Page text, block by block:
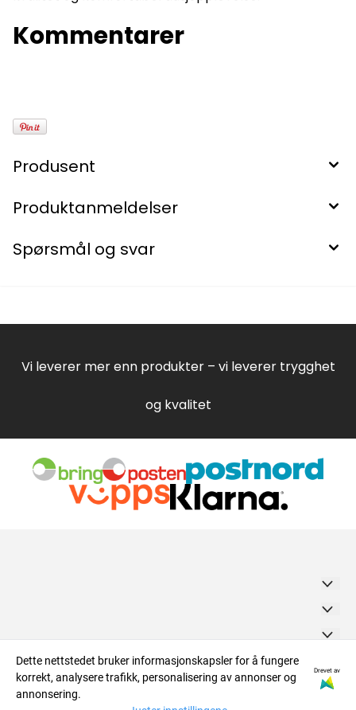
Kommentarer
Produsent
Produktanmeldelser
Spørsmål og svar
Vi leverer mer enn produkter – vi leverer trygghet
og kvalitet
5936 Manger
Org. nr. NO923624414 MVA
Kontakt oss
Salgsbetingelser
Om oss
Kontakt oss
Nyhetsbrev
Registrer deg for å motta nyheter og tilbud!
Dette nettstedet bruker informasjonskapsler for å fungere
korrekt, analysere trafikk, personalisering av annonser og
annonsering.
Drevet av